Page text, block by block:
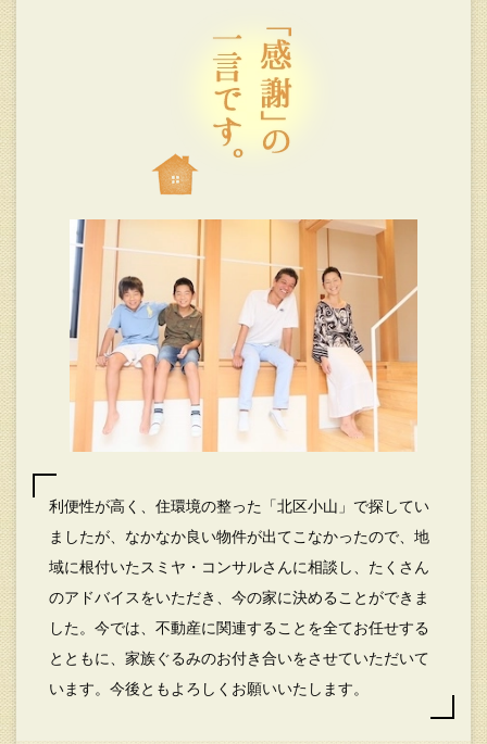
利便性が高く、住環境の整った「北区小山」で探してい
ましたが、なかなか良い物件が出てこなかったので、地
域に根付いたスミヤ・コンサルさんに相談し、たくさん
のアドバイスをいただき、今の家に決めることができま
した。今では、不動産に関連することを全てお任せする
とともに、家族ぐるみのお付き合いをさせていただいて
います。今後ともよろしくお願いいたします。